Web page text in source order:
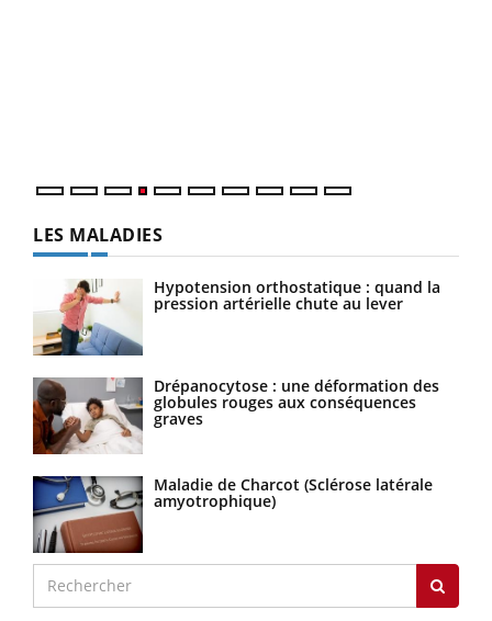
LES MALADIES
Hypotension orthostatique : quand la
pression artérielle chute au lever
Drépanocytose : une déformation des
globules rouges aux conséquences
graves
Maladie de Charcot (Sclérose latérale
amyotrophique)